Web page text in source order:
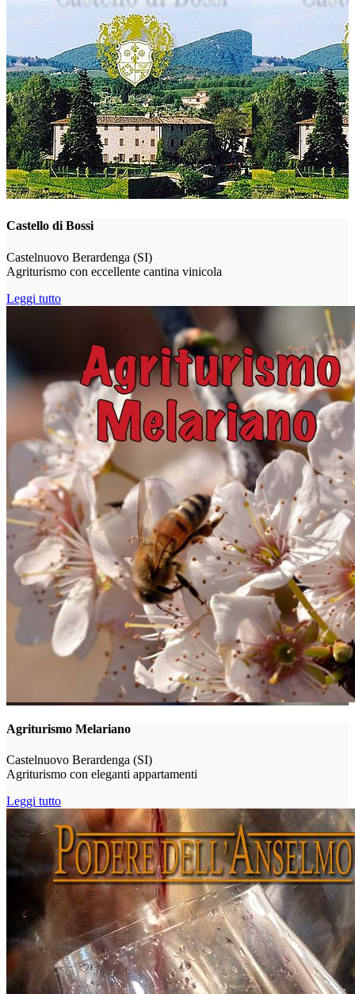
Castello di Bossi
Castelnuovo Berardenga (SI)
Agriturismo con eccellente cantina vinicola
Leggi tutto
Agriturismo Melariano
Castelnuovo Berardenga (SI)
Agriturismo con eleganti appartamenti
Leggi tutto